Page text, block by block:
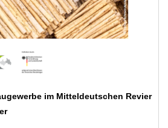
im Mitteldeutschen Revier